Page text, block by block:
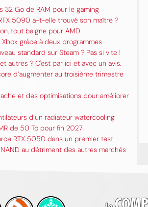
Go de RAM pour le gaming
5090 a-t-elle trouvé son maître ?
tout baigne pour AMD
grâce à deux programmes
standard sur Steam ? Pas si vite !
autres ? C'est par ici et avec un avis.
d’augmenter au troisième trimestre
et des optimisations pour améliorer
d’un radiateur watercooling
de 50 To pour fin 2027
RTX 5050 dans un premier test
au détriment des autres marchés